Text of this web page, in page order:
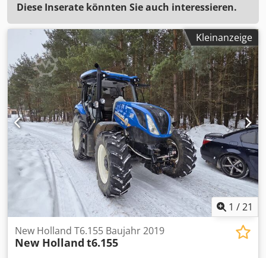
Diese Inserate könnten Sie auch interessieren.
Kleinanzeige
1 /21
New Holland T6.155 Baujahr 2019
New Holland t6.155